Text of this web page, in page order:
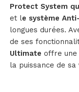
Protect System
et le système
longues durées.
de ses
Ultimate offre une
la puissance de sa